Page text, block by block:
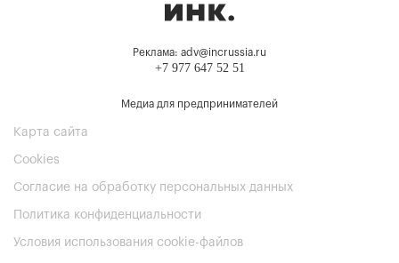
Реклама: adv@incrussia.ru
+7 977 647 52 51
Медиа для предпринимателей
Карта сайта
Cookies
Согласие на обработку персональных данных
Политика конфиденциальности
Условия использования cookie-файлов